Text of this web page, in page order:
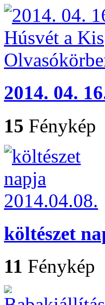
2014. 04.
15 Fénykép
költészet
11 Fénykép